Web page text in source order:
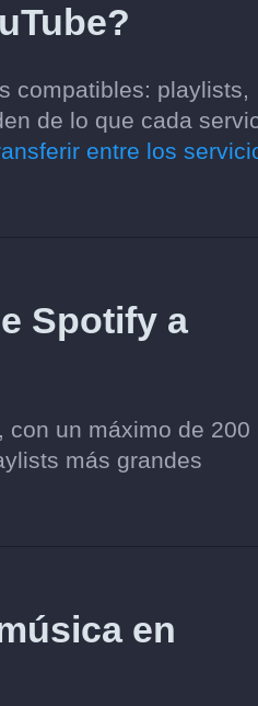
compatibles: playlists,
de lo que cada
entre los
Spotify a
con un máximo de 200
más grandes
en